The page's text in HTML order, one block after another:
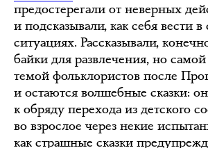
предостерегали от неверных
и подсказывали, как себя вести
ситуациях. Рассказывали,
байки для развлечения, но
темой фольклористов после
и остаются волшебные сказки:
к обряду перехода из детского
во взрослое через некие
как страшные сказки